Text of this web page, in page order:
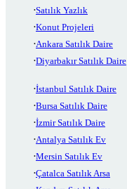
Satılık Yazlık
Konut Projeleri
Ankara Satılık Daire
Diyarbakır Satılık Daire
İstanbul Satılık Daire
Bursa Satılık Daire
İzmir Satılık Daire
Antalya Satılık Ev
Mersin Satılık Ev
Çatalca Satılık Arsa